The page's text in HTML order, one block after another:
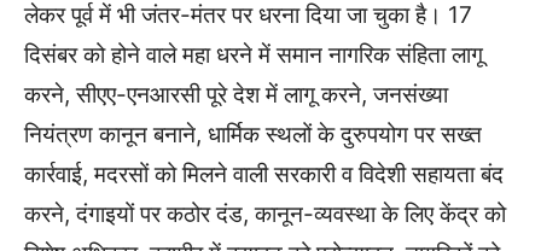
लेकर पूर्व में भी जंतर-मंतर पर धरना दिया जा चुका है। 17
दिसंबर को होने वाले महा धरने में समान नागरिक संहिता लागू
करने, सीएए-एनआरसी पूरे देश में लागू करने, जनसंख्या
नियंत्रण कानून बनाने, धार्मिक स्थलों के दुरुपयोग पर सख्त
कार्रवाई, मदरसों को मिलने वाली सरकारी व विदेशी सहायता बंद
करने, दंगाइयों पर कठोर दंड, कानून-व्यवस्था के लिए केंद्र को